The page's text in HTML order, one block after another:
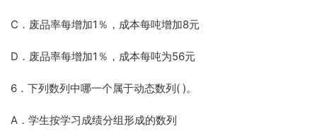
C．废品率每增加1％，成本每吨增加8元
D．废品率每增加1％，成本每吨为56元
6．下列数列中哪一个属于动态数列( )。
A．学生按学习成绩分组形成的数列